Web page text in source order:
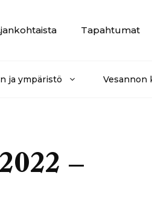
Tapahtumat
ja ympäristö Vesannon
–